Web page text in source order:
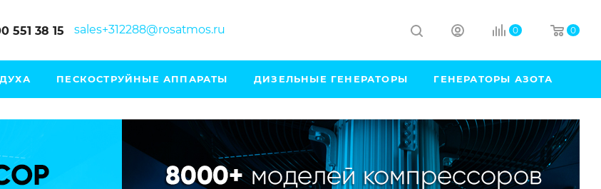
551 38 15 sales+312288@rosatmos.ru 0 0
ПЕСКОСТРУЙНЫЕ АППАРАТЫ ДИЗЕЛЬНЫЕ ГЕНЕРАТОРЫ ГЕНЕРАТОРЫ АЗОТА